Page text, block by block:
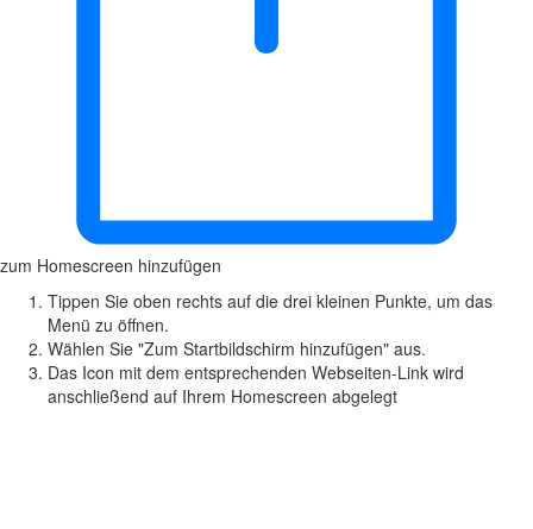
zum Homescreen hinzufügen
Tippen Sie oben rechts auf die drei kleinen Punkte, um das
Menü zu öffnen.
Wählen Sie "Zum Startbildschirm hinzufügen" aus.
Das Icon mit dem entsprechenden Webseiten-Link wird
anschließend auf Ihrem Homescreen abgelegt